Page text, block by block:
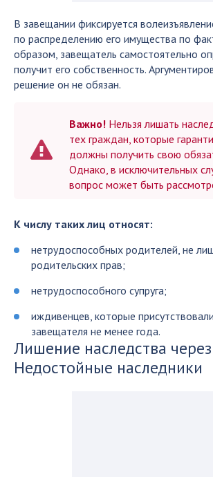
В завещании фиксируется
по распределению его имущества по
образом, завещатель самостоятельно
получит его собственность.
решение он не обязан.
Важно! Нельзя лишать
тех граждан, которые
должны получить свою
Однако, в исключительных
вопрос может быть
К числу таких лиц относят:
нетрудоспособных родителей, не
родительских прав;
нетрудоспособного супруга;
иждивенцев, которые
завещателя не менее года.
Лишение наследства
Недостойные наследники